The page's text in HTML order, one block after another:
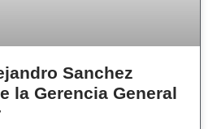
Sanchez
la Gerencia General